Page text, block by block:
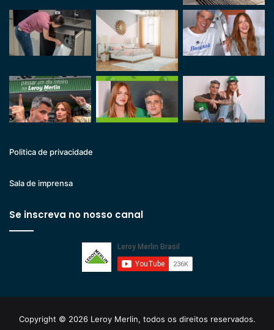
Politica de privacidade
Sala de imprensa
Se inscreva no nosso canal
Copyright © 2026 Leroy Merlin, todos os direitos reservados.